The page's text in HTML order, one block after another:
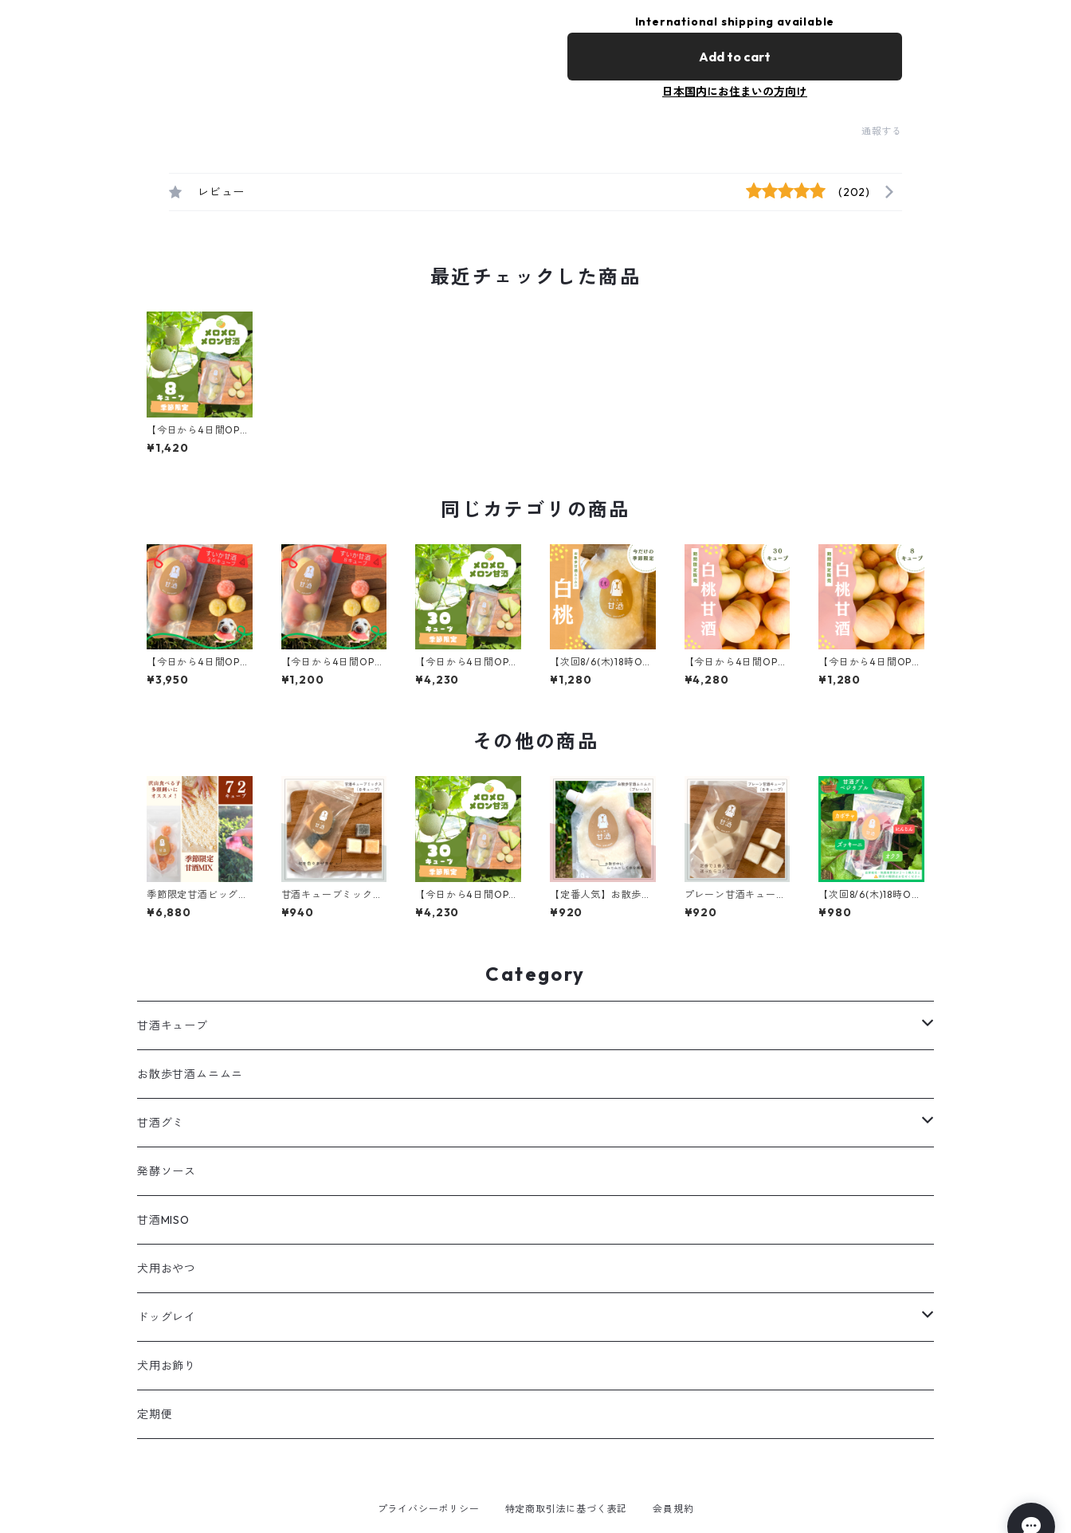
International shipping available
Add to cart
日本国内にお住まいの方向け
通報する
レビュー (202)
最近チェックした商品
【今日から4日間OPE
N】メロメロメロン甘
酒/8キューブ
¥1,420
同じカテゴリの商品
【今日から4日間OPE
N】すいか甘酒キュー
ブ｜自家栽培・無農薬
¥3,950
【今日から4日間OPE
N】すいか甘酒キュー
ブ｜自家栽培・無農薬
¥1,200
【今日から4日間OPE
N】メロメロメロン甘
酒/30キューブ
¥4,230
【次回8/6(木)18時OPE
N】お散歩甘酒ムニム
ニ〈白桃〉
¥1,280
【今日から4日間OPE
N】季節限定・白桃甘
酒（30キューブ）
¥4,280
【今日から4日間OPE
N】季節限定・白桃甘
酒（8キューブ）
¥1,280
その他の商品
季節限定甘酒ビッグ
(中身は季節により変
化)【72キューブ入
¥6,880
甘酒キューブミックス
(中身は季節により変
化)【8キューブ入り】
¥940
【今日から4日間OPE
N】メロメロメロン甘
酒/30キューブ
¥4,230
【定番人気】お散歩甘
酒ムニムニ｜プレーン
｜生糀甘酒100％
¥920
プレーン甘酒キューブ
【8キューブ入り】
¥920
【次回8/6(木)18時OPE
N】★新発売「悪魔の
おやつ」甘酒グミ”ベ
¥980
Category
甘酒キューブ
季節限定
レギュラー
お散歩甘酒ムニムニ
甘酒グミ
スティックグミ
チップスグミ
発酵ソース
甘酒MISO
犬用おやつ
ドッグレイ
ドッグレイ
犬用お飾り
定期便
プライバシーポリシー 特定商取引法に基づく表記 会員規約